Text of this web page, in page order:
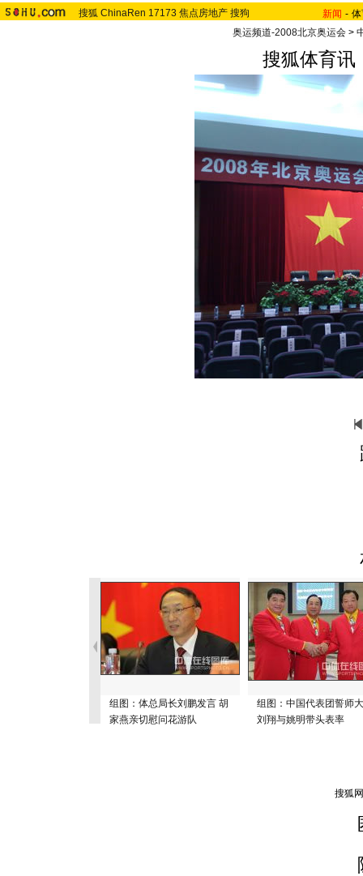
搜狐 ChinaRen 17173 焦点房地产 搜狗 新闻 -
奥运频道-2008北京奥运会>
搜狐体育
组图：体总局长刘鹏发言 胡
家燕亲切慰问花游队
组图：中国代表团誓师
刘翔与姚明带头表率